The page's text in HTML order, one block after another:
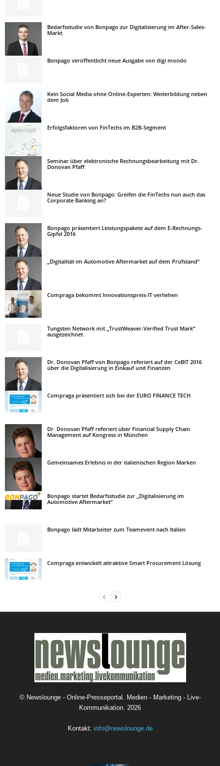
Bedarfsstudie von Bonpago zur Digitalisierung im After-Sales-
Markt
Bonpago veröffentlicht neue Ausgabe von digi mondo
Kein Social Media ohne Online-Experten: Weiterbildung neben
dem Job
Erfolgsfaktoren von FinTechs im B2B-Segment
Seminar über elektronische Rechnungsbearbeitung mit Dr.
Donovan Pfaff
Neue Studie von Bonpago: Greifen die FinTechs nun auch das
Corporate Banking an?
Bonpago präsentiert Leistungspakete auf dem E-Rechnungs-
Gipfel 2016
„Digitalität im Automotive Aftermarket auf dem Prüfstand“
Compraga bekommt Innovationspreis-IT verliehen
Tungsten Network mit „TrustWeaver-Verified Trust Mark“
ausgezeichnet
Dr. Donovan Pfaff von Bonpago referiert auf der CeBIT 2016
über die Digitalisierung in Einkauf und Finanzen
Compraga präsentiert sich bei der EURO FINANCE TECH
Dr. Donovan Pfaff referiert über Financial Supply Chain
Management auf Kongress in München
Gemeinsames Erlebnis in der italienischen Region Marken
Bonpago startet Bedarfsstudie zur „Digitalisierung im
Automotive Aftermarket“
Bonpago lädt Mitarbeiter zum Teamevent nach Italien
Compraga entwickelt attraktive Smart Procurement Lösung
© Newslounge - Online-Presseportal. Medien - Marketing - Live-
Kommunikation. 2026
Kontakt: info@newslounge.de